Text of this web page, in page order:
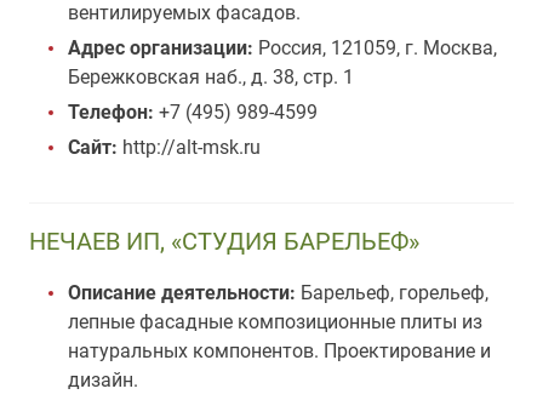
вентилируемых фасадов.
Адрес организации: Россия, 121059, г. Москва,
Бережковская наб., д. 38, стр. 1
Телефон: +7 (495) 989-4599
Сайт: http://alt-msk.ru
НЕЧАЕВ ИП, «СТУДИЯ БАРЕЛЬЕФ»
Описание деятельности: Барельеф, горельеф,
лепные фасадные композиционные плиты из
натуральных компонентов. Проектирование и
дизайн.